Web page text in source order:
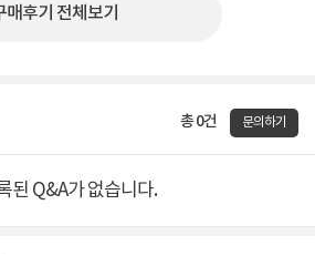
매후기 전체보기
총 0건 문의하기
된 Q&A가 없습니다.